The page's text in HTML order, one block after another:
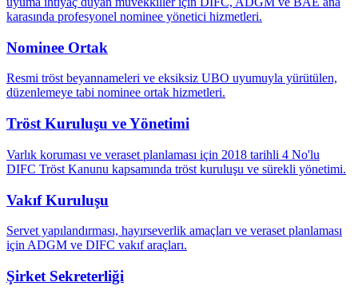
karasında profesyonel nominee yönetici hizmetleri.
Nominee Ortak
Resmi tröst beyannameleri ve eksiksiz UBO uyumuyla yürütülen,
düzenlemeye tabi nominee ortak hizmetleri.
Tröst Kuruluşu ve Yönetimi
Varlık koruması ve veraset planlaması için 2018 tarihli 4 No'lu
DIFC Tröst Kanunu kapsamında tröst kuruluşu ve sürekli yönetimi.
Vakıf Kuruluşu
Servet yapılandırması, hayırseverlik amaçları ve veraset planlaması
için ADGM ve DIFC vakıf araçları.
Şirket Sekreterliği